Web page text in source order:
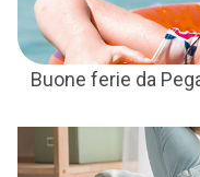
Buone ferie da